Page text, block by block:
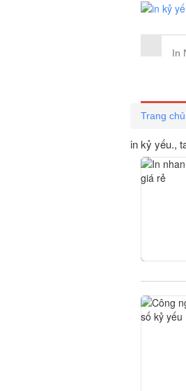
In
Trang chủ
in kỷ yếu.,